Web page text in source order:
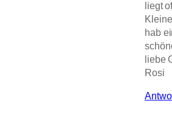
liegt
hab
liebe
Rosi